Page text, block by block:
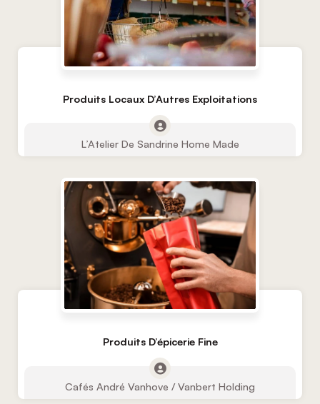
Produits Locaux D’Autres Exploitations
L’Atelier De Sandrine Home Made
Produits D’épicerie Fine
Cafés André Vanhove / Vanbert Holding